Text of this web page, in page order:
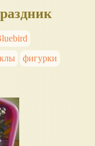
фигурки